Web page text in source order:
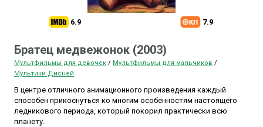
6.9 7.9
Братец медвежонок (2003)
Мультфильмы для девочек / Мультфильмы для мальчиков /
Мультики Дисней
В центре отличного анимационного произведения каждый
способен прикоснуться ко многим особенностям настоящего
ледникового периода, который покорил практически всю
планету.